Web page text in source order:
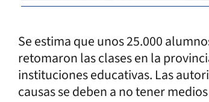
Se estima que unos 25.000
retomaron las clases en la
instituciones educativas. Las
causas se deben a no tener